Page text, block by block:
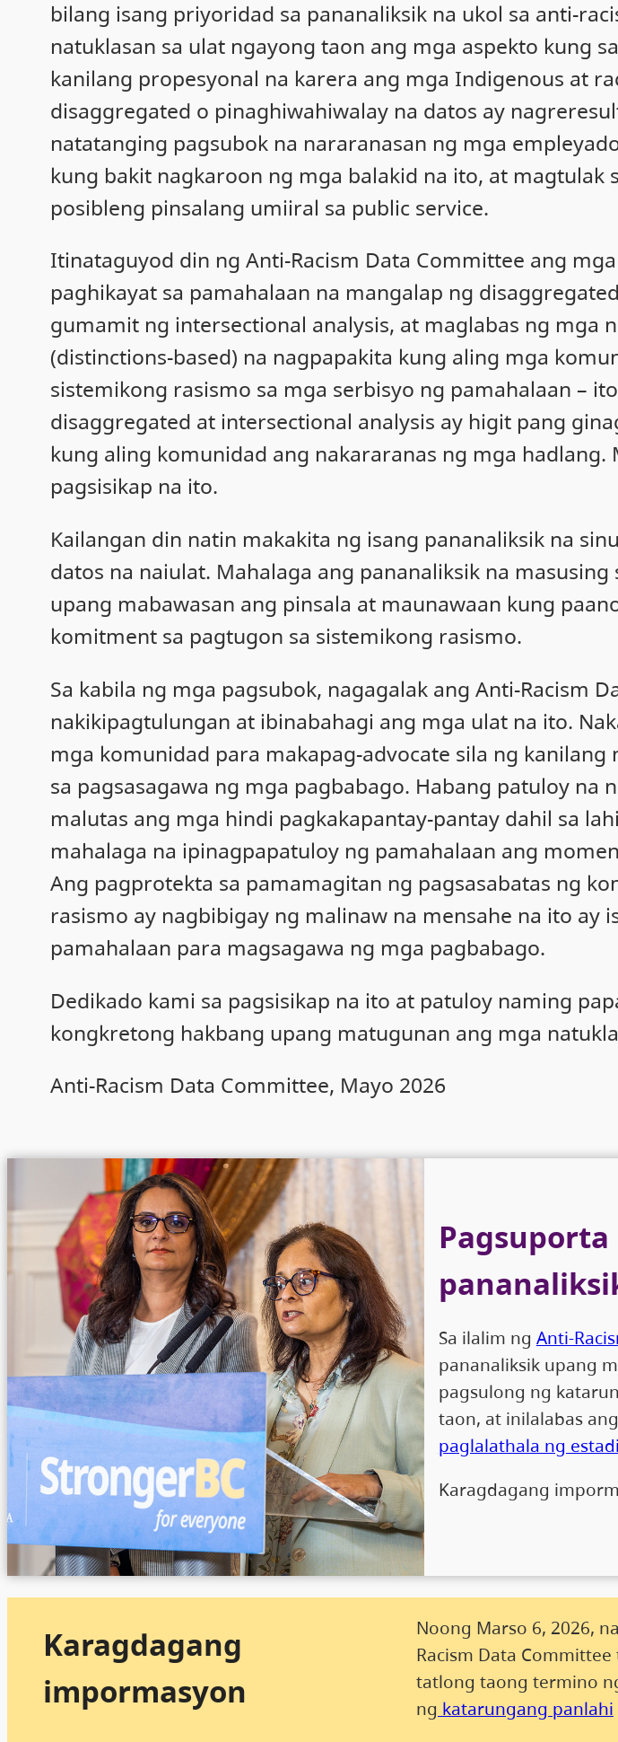
bilang isang priyoridad sa pananaliksik na ukol sa anti-
natuklasan sa ulat ngayong taon ang mga aspekto kung
kanilang propesyonal na karera ang mga Indigenous at
disaggregated o pinaghiwahiwalay na datos ay
natatanging pagsubok na nararanasan ng mga
kung bakit nagkaroon ng mga balakid na ito, at magtulak
posibleng pinsalang umiiral sa public service.
Itinataguyod din ng Anti-Racism Data Committee ang
paghikayat sa pamahalaan na mangalap ng
gumamit ng intersectional analysis, at maglabas ng mga
(distinctions-based) na nagpapakita kung aling mga
sistemikong rasismo sa mga serbisyo ng pamahalaan –
disaggregated at intersectional analysis ay higit pang
kung aling komunidad ang nakararanas ng mga
pagsisikap na ito.
Kailangan din natin makakita ng isang pananaliksik na
datos na naiulat. Mahalaga ang pananaliksik na
upang mabawasan ang pinsala at maunawaan kung
komitment sa pagtugon sa sistemikong rasismo.
Sa kabila ng mga pagsubok, nagagalak ang Anti-Racism
nakikipagtulungan at ibinabahagi ang mga ulat na ito.
mga komunidad para makapag-advocate sila ng
sa pagsasagawa ng mga pagbabago. Habang patuloy
malutas ang mga hindi pagkakapantay-pantay dahil sa
mahalaga na ipinagpapatuloy ng pamahalaan ang
Ang pagprotekta sa pamamagitan ng pagsasabatas ng
rasismo ay nagbibigay ng malinaw na mensahe na ito
pamahalaan para magsagawa ng mga pagbabago.
Dedikado kami sa pagsisikap na ito at patuloy naming
kongkretong hakbang upang matugunan ang mga
Anti-Racism Data Committee, Mayo 2026
Sa ilalim ng Anti-
pananaliksik upang
pagsulong ng
taon, at inilalabas
paglalathala ng
Karagdagang
Karagdagang
impormasyon
Noong Marso 6, 2026,
Racism Data
tatlong taong termino
ng katarungang panlahi